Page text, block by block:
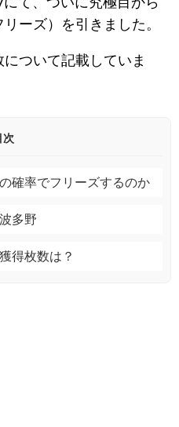
ーズ）を引きました。
ついて記載していま
次
確率でフリーズするのか
多野
得枚数は？